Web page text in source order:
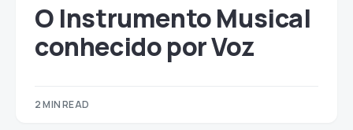
O Instrumento Musical
conhecido por Voz
2 MIN READ